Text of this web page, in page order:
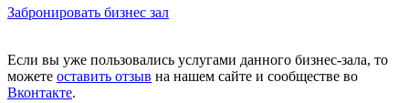
Забронировать бизнес зал
Если вы уже пользовались услугами данного бизнес-зала, то
можете оставить отзыв на нашем сайте и сообществе во
Вконтакте.